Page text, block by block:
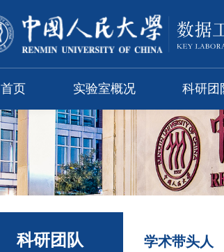
首页 实验室概况 科研团
科研团队 学术带头人